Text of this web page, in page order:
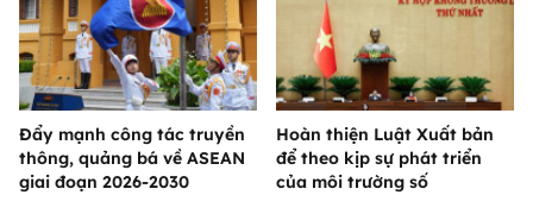
Đẩy mạnh công tác truyền
thông, quảng bá về ASEAN
giai đoạn 2026-2030
Hoàn thiện Luật Xuất bản
để theo kịp sự phát triển
của môi trường số